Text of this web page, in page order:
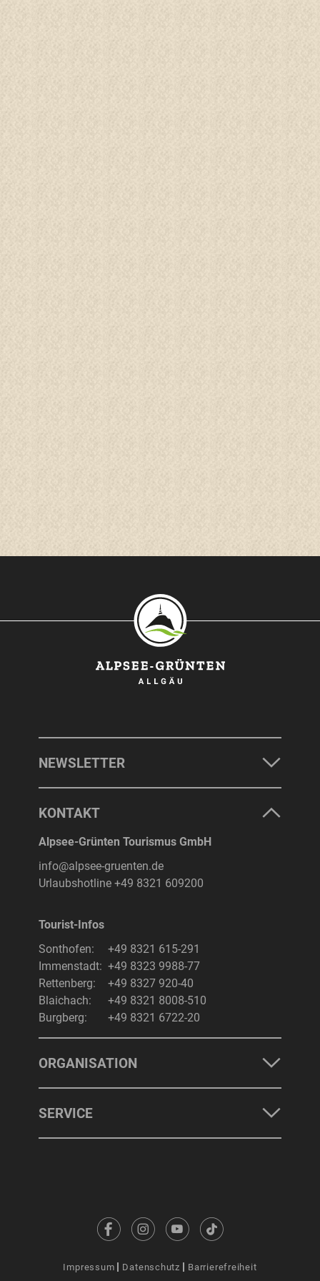
NEWSLETTER
KONTAKT
Alpsee-Grünten Tourismus GmbH
info@alpsee-gruenten.de
Urlaubshotline +49 8321 609200
Tourist-Infos
Sonthofen:
+49 8321 615-291
Immenstadt: +49 8323 9988-77
Rettenberg:
+49 8327 920-40
Blaichach:
+49 8321 8008-510
Burgberg:
+49 8321 6722-20
ORGANISATION
SERVICE
Impressum Datenschutz Barrierefreiheit